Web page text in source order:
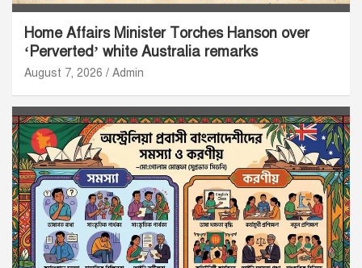
Home Affairs Minister Torches Hanson over
‘Perverted’ white Australia remarks
August 7, 2026 Admin